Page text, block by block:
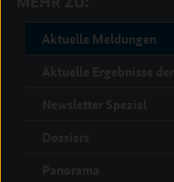
Aktuelle Meldungen